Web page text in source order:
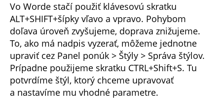
Vo Worde stačí použiť klávesovú skratku
ALT+SHIFT+šípky vľavo a vpravo. Pohybom
doľava úroveň zvyšujeme, doprava znižujeme.
To, ako má nadpis vyzerať, môžeme jednotne
upraviť cez Panel ponúk > Štýly > Správa štýlov.
Prípadne použijeme skratku CTRL+Shift+S. Tu
potvrdíme štýl, ktorý chceme upravovať
a nastavíme mu vhodné parametre.